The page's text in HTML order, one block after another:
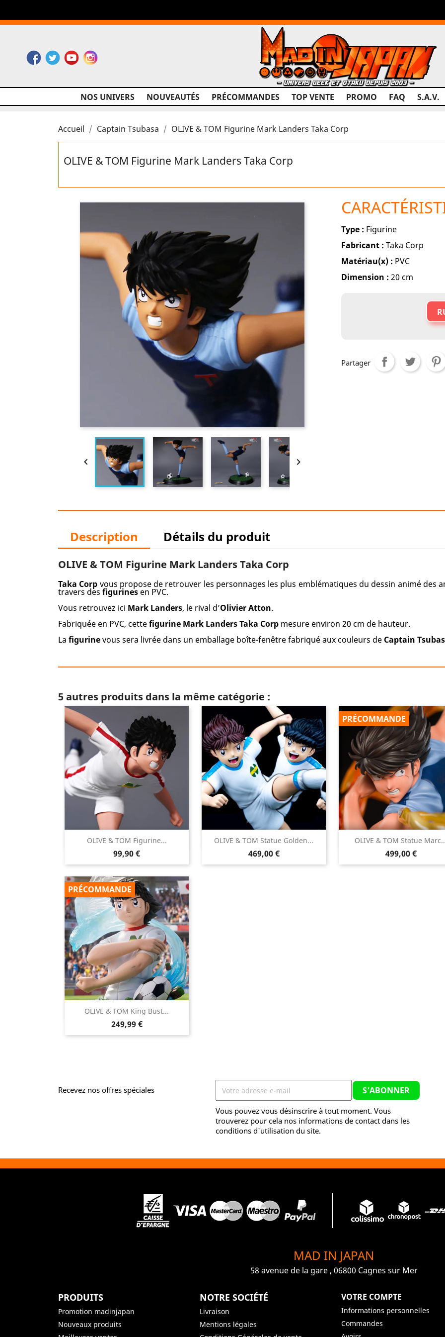
Facebook
TwitterYouTubeInstagram
NOS UNIVERS NOUVEAUTÉS PRÉCOMMANDES TOP VENTE PROMO FAQ S.A.V.
Accueil Captain Tsubasa OLIVE & TOM Figurine Mark Landers Taka Corp
OLIVE & TOM Figurine Mark Landers Taka Corp
 
Type : Figurine
Fabricant : Taka Corp
Matériau(x) : PVC
Dimension : 20 cm
Partager
Description Détails du produit
OLIVE & TOM Figurine Mark Landers Taka Corp
Taka Corp vous propose de retrouver les personnages les plus emblématiques du dessin animé des
travers des figurines en PVC.
Vous retrouvez ici Mark Landers, le rival d’Olivier Atton.
Fabriquée en PVC, cettefigurine Mark Landers Taka Corp mesure environ 20 cm de hauteur.
La figurinevous sera livrée dans un emballage boîte-fenêtre fabriqué aux couleurs de Captain
5 autres produits dans la même catégorie :
OLIVE & TOM Figurine...
Prix
99,90 €
 Aperçu rapide OLIVE & TOM Statue Golden...
Prix
469,00 €
Aperçu rapide OLIVE & TOM Statue
Prix
499,00 €
PRÉCOMMANDE
Aperçu rapide
OLIVE & TOM King Bust...
Prix
249,99 €
PRÉCOMMANDE
Aperçu rapide
Recevez nos offres spéciales
Vous pouvez vous désinscrire à tout moment. Vous
trouverez pour cela nos informations de contact dans les
conditions d'utilisation du site.
MAD IN JAPAN
58 avenue de la gare , 06800 Cagnes sur Mer
PRODUITS
Promotion madinjapan
Nouveaux produits
NOTRE SOCIÉTÉ
Livraison
Mentions légales
VOTRE COMPTE
Informations personnelles
Commandes